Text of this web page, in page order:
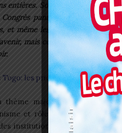
entières. Sous les lumières
Congrès panafricain, un
et même les temporalités.
mais comme un cœur
Togo: les priorités de la nouvelle
thème majeur « Renouveau du
et rôle de l’Afrique dans la
institutions multilatérales » se